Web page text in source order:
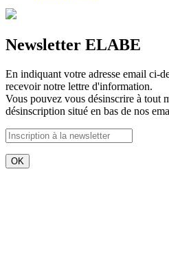
Newsletter ELABE
En indiquant votre adresse email ci-
recevoir notre lettre d'information.
Vous pouvez vous désinscrire à tout
désinscription situé en bas de nos